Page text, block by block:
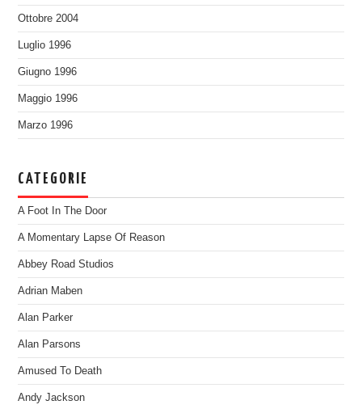
Ottobre 2004
Luglio 1996
Giugno 1996
Maggio 1996
Marzo 1996
CATEGORIE
A Foot In The Door
A Momentary Lapse Of Reason
Abbey Road Studios
Adrian Maben
Alan Parker
Alan Parsons
Amused To Death
Andy Jackson